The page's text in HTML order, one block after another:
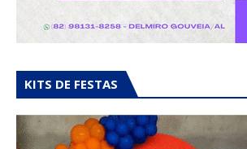
KITS DE FESTAS